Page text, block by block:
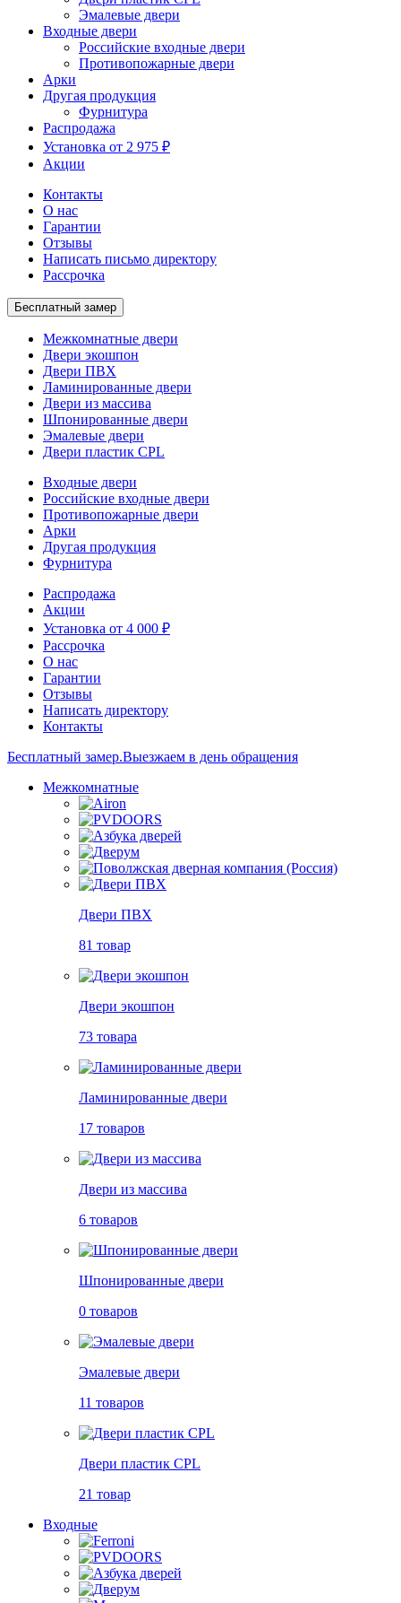
Эмалевые двери
Входные двери
Российские входные двери
Противопожарные двери
Арки
Другая продукция
Фурнитура
Распродажа
Установка от 2 975 ₽
Акции
Контакты
О нас
Гарантии
Отзывы
Написать письмо директору
Рассрочка
Бесплатный замер
Межкомнатные двери
Двери экошпон
Двери ПВХ
Ламинированные двери
Двери из массива
Шпонированные двери
Эмалевые двери
Двери пластик CPL
Входные двери
Российские входные двери
Противопожарные двери
Арки
Другая продукция
Фурнитура
Распродажа
Акции
Установка от 4 000 ₽
Рассрочка
О нас
Гарантии
Отзывы
Написать директору
Контакты
Бесплатный замер.Выезжаем в день обращения
Межкомнатные
Двери ПВХ
81 товар
Двери экошпон
73 товара
Ламинированные двери
17 товаров
Двери из массива
6 товаров
Шпонированные двери
0 товаров
Эмалевые двери
11 товаров
Двери пластик CPL
21 товар
Входные